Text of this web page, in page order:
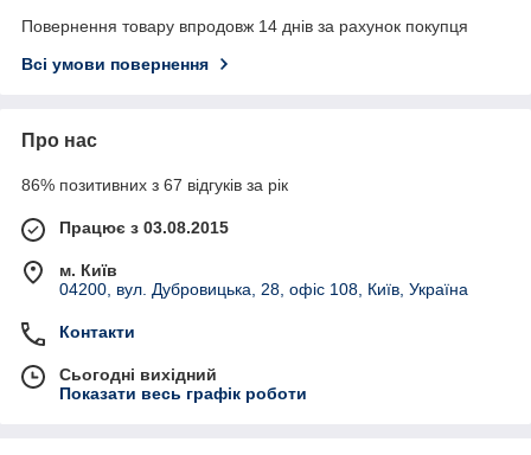
Повернення товару впродовж 14 днів за рахунок покупця
Всі умови повернення
Про нас
86% позитивних з 67 відгуків за рік
Працює з 03.08.2015
м. Київ
04200, вул. Дубровицька, 28, офіс 108, Київ, Україна
Контакти
Сьогодні вихідний
Показати весь графік роботи